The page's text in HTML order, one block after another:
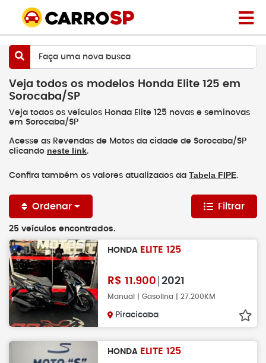
Faça uma nova busca
Veja todos os modelos Honda Elite 125 em
Sorocaba/SP
Veja todos os veículos Honda Elite 125 novas e seminovas
em Sorocaba/SP
Acesse as Revendas de Motos da cidade de Sorocaba/SP
clicando neste link.
Confira também os valores atualizados da Tabela FIPE.
Ordenar Filtrar
25 veículos encontrados.
HONDA ELITE 125
R$ 11.900 2021
Manual | Gasolina | 27.200KM
Piracicaba
HONDA ELITE 125